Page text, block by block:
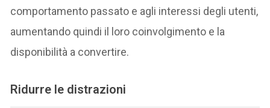
comportamento passato e agli interessi degli utenti,
aumentando quindi il loro coinvolgimento e la
disponibilità a convertire.
Ridurre le distrazioni